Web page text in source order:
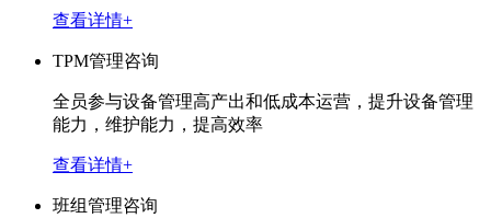
查看详情+
TPM管理咨询
全员参与设备管理高产出和低成本运营，提升设备管理
能力，维护能力，提高效率
查看详情+
班组管理咨询